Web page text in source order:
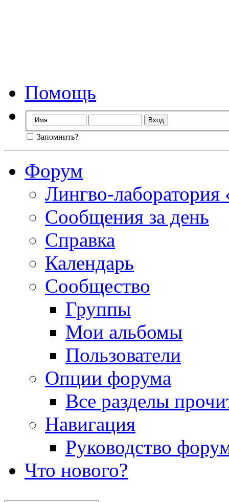
Помощь
Запомнить?
Форум
Лингво-
Сообщения за день
Справка
Календарь
Сообщество
Группы
Мои альбомы
Пользователи
Опции форума
Все разделы
Навигация
Руководство
Что нового?